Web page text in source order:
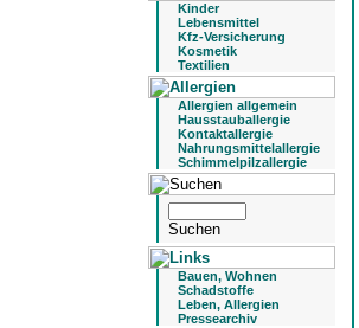
Kinder
Lebensmittel
Kfz-Versicherung
Kosmetik
Textilien
Allergien allgemein
Hausstauballergie
Kontaktallergie
Nahrungsmittelallergie
Schimmelpilzallergie
Bauen, Wohnen
Schadstoffe
Leben, Allergien
Pressearchiv